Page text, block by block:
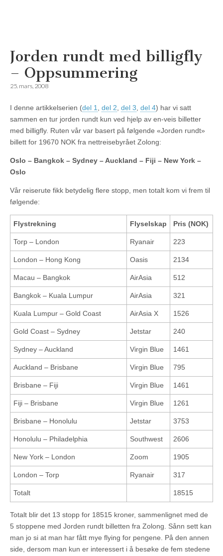
Reisemagazinet
Jorden rundt med billigfly
– Oppsummering
25. mars, 2008
I denne artikkelserien (del 1, del 2, del 3, del 4) har vi satt
sammen en tur jorden rundt kun ved hjelp av en-veis billetter
med billigfly. Ruten vår var basert på følgende «Jorden rundt»
billett for 19670 NOK fra nettreisebyrået Zolong:
Oslo – Bangkok – Sydney – Auckland – Fiji – New York –
Oslo
Vår reiserute fikk betydelig flere stopp, men totalt kom vi frem til
følgende:
Flystrekning Flyselskap Pris (NOK)
Torp – London Ryanair 223
London – Hong Kong Oasis 2134
Macau – Bangkok AirAsia 512
Bangkok – Kuala Lumpur AirAsia 321
Kuala Lumpur – Gold Coast AirAsia X 1526
Gold Coast – Sydney Jetstar 240
Sydney – Auckland Virgin Blue 1461
Auckland – Brisbane Virgin Blue 795
Brisbane – Fiji Virgin Blue 1461
Fiji – Brisbane Virgin Blue 1261
Brisbane – Honolulu Jetstar 3753
Honolulu – Philadelphia Southwest 2606
New York – London Zoom 1905
London – Torp Ryanair 317
Totalt 18515
Totalt blir det 13 stopp for 18515 kroner, sammenlignet med de
5 stoppene med Jorden rundt billetten fra Zolong. Sånn sett kan
man jo si at man har fått mye flying for pengene. På den annen
side, dersom man kun er interessert i å besøke de fem stedene